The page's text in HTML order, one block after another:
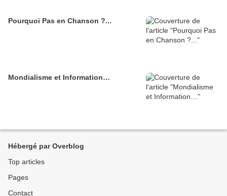
Pourquoi Pas en Chanson ?...
Mondialisme et Information…
Hébergé par Overblog
Top articles
Pages
Contact